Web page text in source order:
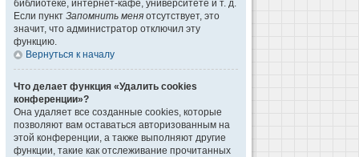
библиотеке, интернет-кафе, университете и т. д.
Если пункт Запомнить меня отсутствует, это
значит, что администратор отключил эту
функцию.
Вернуться к началу
Что делает функция «Удалить cookies
конференции»?
Она удаляет все созданные cookies, которые
позволяют вам оставаться авторизованным на
этой конференции, а также выполняют другие
функции, такие как отслеживание прочитанных